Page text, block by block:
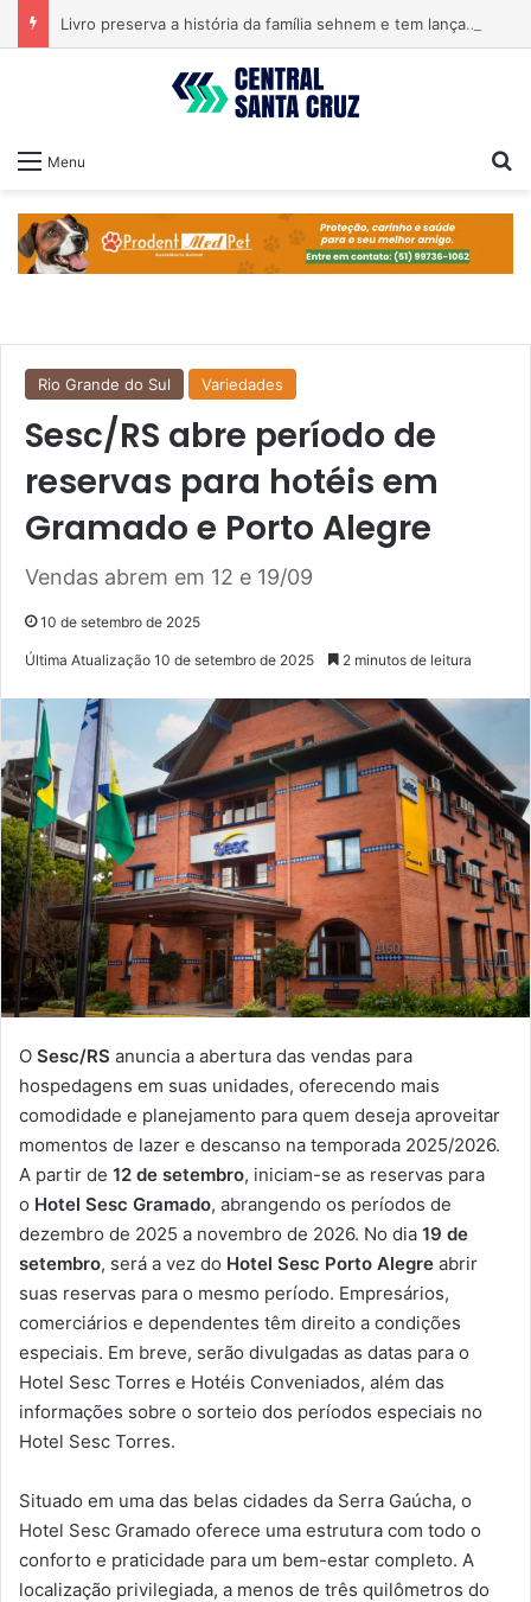
Livro preserva a história da família sehnem e tem lançamento em encontro familiar
Menu
Rio Grande do Sul Variedades
Sesc/RS abre período de
reservas para hotéis em
Gramado e Porto Alegre
Vendas abrem em 12 e 19/09
10 de setembro de 2025
Última Atualização 10 de setembro de 2025 2 minutos de leitura
O Sesc/RS anuncia a abertura das vendas para
hospedagens em suas unidades, oferecendo mais
comodidade e planejamento para quem deseja aproveitar
momentos de lazer e descanso na temporada 2025/2026.
A partir de 12 de setembro, iniciam-se as reservas para
o Hotel Sesc Gramado, abrangendo os períodos de
dezembro de 2025 a novembro de 2026. No dia 19 de
setembro, será a vez do Hotel Sesc Porto Alegre abrir
suas reservas para o mesmo período. Empresários,
comerciários e dependentes têm direito a condições
especiais. Em breve, serão divulgadas as datas para o
Hotel Sesc Torres e Hotéis Conveniados, além das
informações sobre o sorteio dos períodos especiais no
Hotel Sesc Torres.
Situado em uma das belas cidades da Serra Gaúcha, o
Hotel Sesc Gramado oferece uma estrutura com todo o
conforto e praticidade para um bem-estar completo. A
localização privilegiada, a menos de três quilômetros do